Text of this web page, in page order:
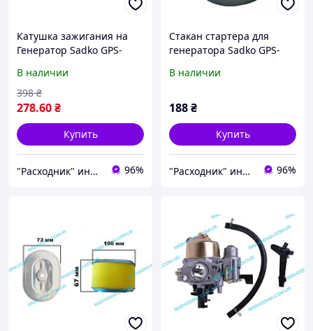
Катушка зажигания на
Генератор Sadko GPS-
В наличии
278.60₴
398 ₴
Купить
"Расходник" интернет магазин запчастей 96%
Стакан стартера для
генератора Sadko GPS-
В наличии
188₴
Купить
"Расходник" интернет магазин запчастей 96%